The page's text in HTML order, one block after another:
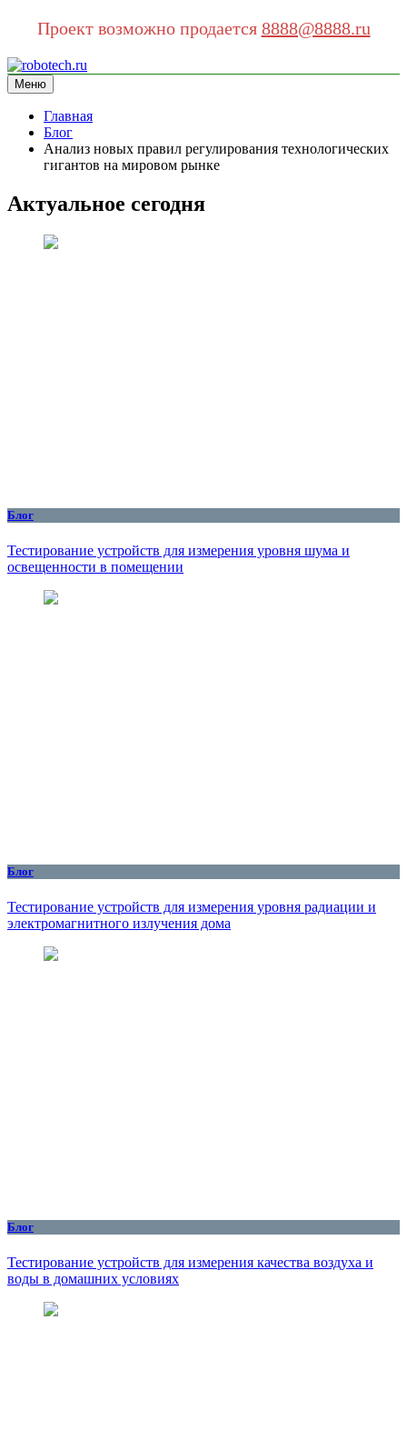
Проект возможно продается 8888@8888.ru
Перейти
к
содержимому
robotech.ru
информационный сайт
Меню
Главная
Блог
Анализ новых правил регулирования технологических
гигантов на мировом рынке
Актуальное сегодня
Блог
Тестирование устройств для измерения уровня шума и
освещенности в помещении
Блог
Тестирование устройств для измерения уровня радиации и
электромагнитного излучения дома
Блог
Тестирование устройств для измерения качества воздуха и
воды в домашних условиях